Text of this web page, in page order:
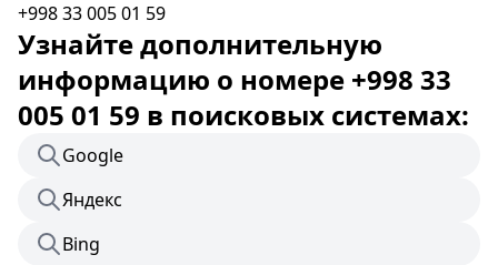
+998 33 005 01 59
Узнайте дополнительную
информацию о номере +998 33
005 01 59 в поисковых системах:
Google
Яндекс
Bing